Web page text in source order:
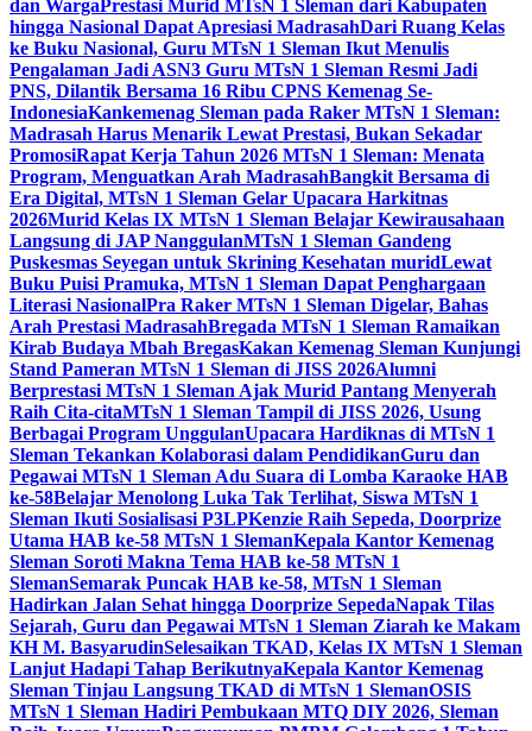
dan WargaPrestasi Murid MTsN 1 Sleman dari Kabupaten
hingga Nasional Dapat Apresiasi MadrasahDari Ruang Kelas
ke Buku Nasional, Guru MTsN 1 Sleman Ikut Menulis
Pengalaman Jadi ASN3 Guru MTsN 1 Sleman Resmi Jadi
PNS, Dilantik Bersama 16 Ribu CPNS Kemenag Se-
IndonesiaKankemenag Sleman pada Raker MTsN 1 Sleman:
Madrasah Harus Menarik Lewat Prestasi, Bukan Sekadar
PromosiRapat Kerja Tahun 2026 MTsN 1 Sleman: Menata
Program, Menguatkan Arah MadrasahBangkit Bersama di
Era Digital, MTsN 1 Sleman Gelar Upacara Harkitnas
2026Murid Kelas IX MTsN 1 Sleman Belajar Kewirausahaan
Langsung di JAP NanggulanMTsN 1 Sleman Gandeng
Puskesmas Seyegan untuk Skrining Kesehatan muridLewat
Buku Puisi Pramuka, MTsN 1 Sleman Dapat Penghargaan
Literasi NasionalPra Raker MTsN 1 Sleman Digelar, Bahas
Arah Prestasi MadrasahBregada MTsN 1 Sleman Ramaikan
Kirab Budaya Mbah BregasKakan Kemenag Sleman Kunjungi
Stand Pameran MTsN 1 Sleman di JISS 2026Alumni
Berprestasi MTsN 1 Sleman Ajak Murid Pantang Menyerah
Raih Cita-citaMTsN 1 Sleman Tampil di JISS 2026, Usung
Berbagai Program UnggulanUpacara Hardiknas di MTsN 1
Sleman Tekankan Kolaborasi dalam PendidikanGuru dan
Pegawai MTsN 1 Sleman Adu Suara di Lomba Karaoke HAB
ke-58Belajar Menolong Luka Tak Terlihat, Siswa MTsN 1
Sleman Ikuti Sosialisasi P3LPKenzie Raih Sepeda, Doorprize
Utama HAB ke-58 MTsN 1 SlemanKepala Kantor Kemenag
Sleman Soroti Makna Tema HAB ke-58 MTsN 1
SlemanSemarak Puncak HAB ke-58, MTsN 1 Sleman
Hadirkan Jalan Sehat hingga Doorprize SepedaNapak Tilas
Sejarah, Guru dan Pegawai MTsN 1 Sleman Ziarah ke Makam
KH M. BasyarudinSelesaikan TKAD, Kelas IX MTsN 1 Sleman
Lanjut Hadapi Tahap BerikutnyaKepala Kantor Kemenag
Sleman Tinjau Langsung TKAD di MTsN 1 SlemanOSIS
MTsN 1 Sleman Hadiri Pembukaan MTQ DIY 2026, Sleman